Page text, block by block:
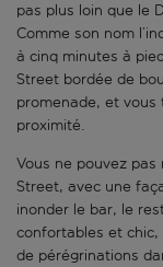
pas plus loin que le
Comme son nom
à cinq minutes à
Street bordée de
promenade, et vous
proximité.
Vous ne pouvez pas
Street, avec une
inonder le bar, le
confortables et
de pérégrinations